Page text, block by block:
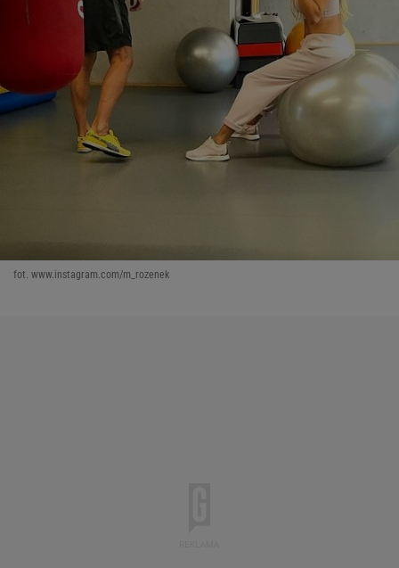
fot. www.instagram.com/m_rozenek